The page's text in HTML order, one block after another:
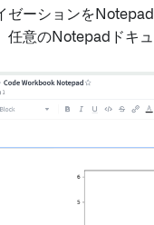
ゼーションを
任意のNotepadドキ